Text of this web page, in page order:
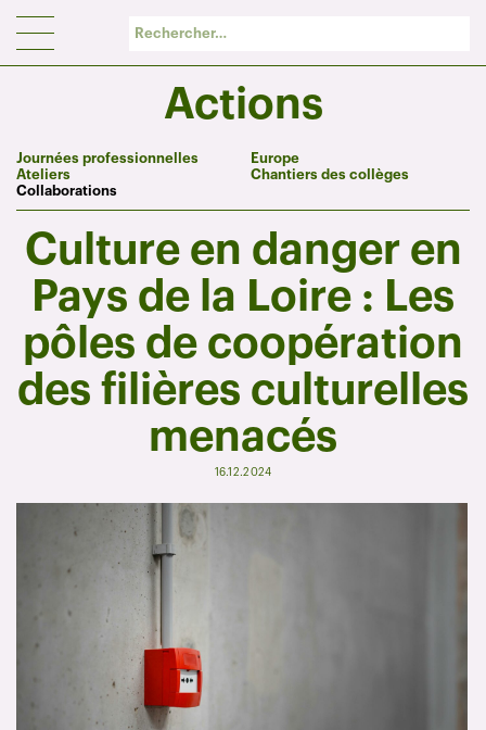
Actions
Journées professionnelles
Ateliers
Collaborations
Europe
Chantiers des collèges
Culture en danger en
Pays de la Loire : Les
pôles de coopération
des filières culturelles
menacés
16.12.2024